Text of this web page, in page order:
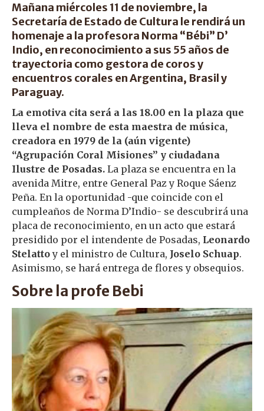
Mañana miércoles 11 de noviembre, la
Secretaría de Estado de Cultura le rendirá un
homenaje a la profesora Norma “Bébi” D’
Indio, en reconocimiento a sus 55 años de
trayectoria como gestora de coros y
encuentros corales en Argentina, Brasil y
Paraguay.
La emotiva cita será a las 18.00 en la plaza que
lleva el nombre de esta maestra de música,
creadora en 1979 de la (aún vigente)
“Agrupación Coral Misiones” y ciudadana
Ilustre de Posadas. La plaza se encuentra en la
avenida Mitre, entre General Paz y Roque Sáenz
Peña. En la oportunidad -que coincide con el
cumpleaños de Norma D’Indio- se descubrirá una
placa de reconocimiento, en un acto que estará
presidido por el intendente de Posadas, Leonardo
Stelattoy el ministro de Cultura, Joselo Schuap.
Asimismo, se hará entrega de flores y obsequios.
Sobre la profe Bebi